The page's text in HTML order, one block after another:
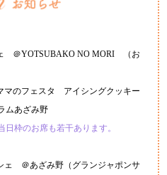
＠YOTSUBAKO NO MORI （お
のフェスタ アイシングクッキー
ムあざみ野
枠のお席も若干あります。
＠あざみ野（グランジャポンサ